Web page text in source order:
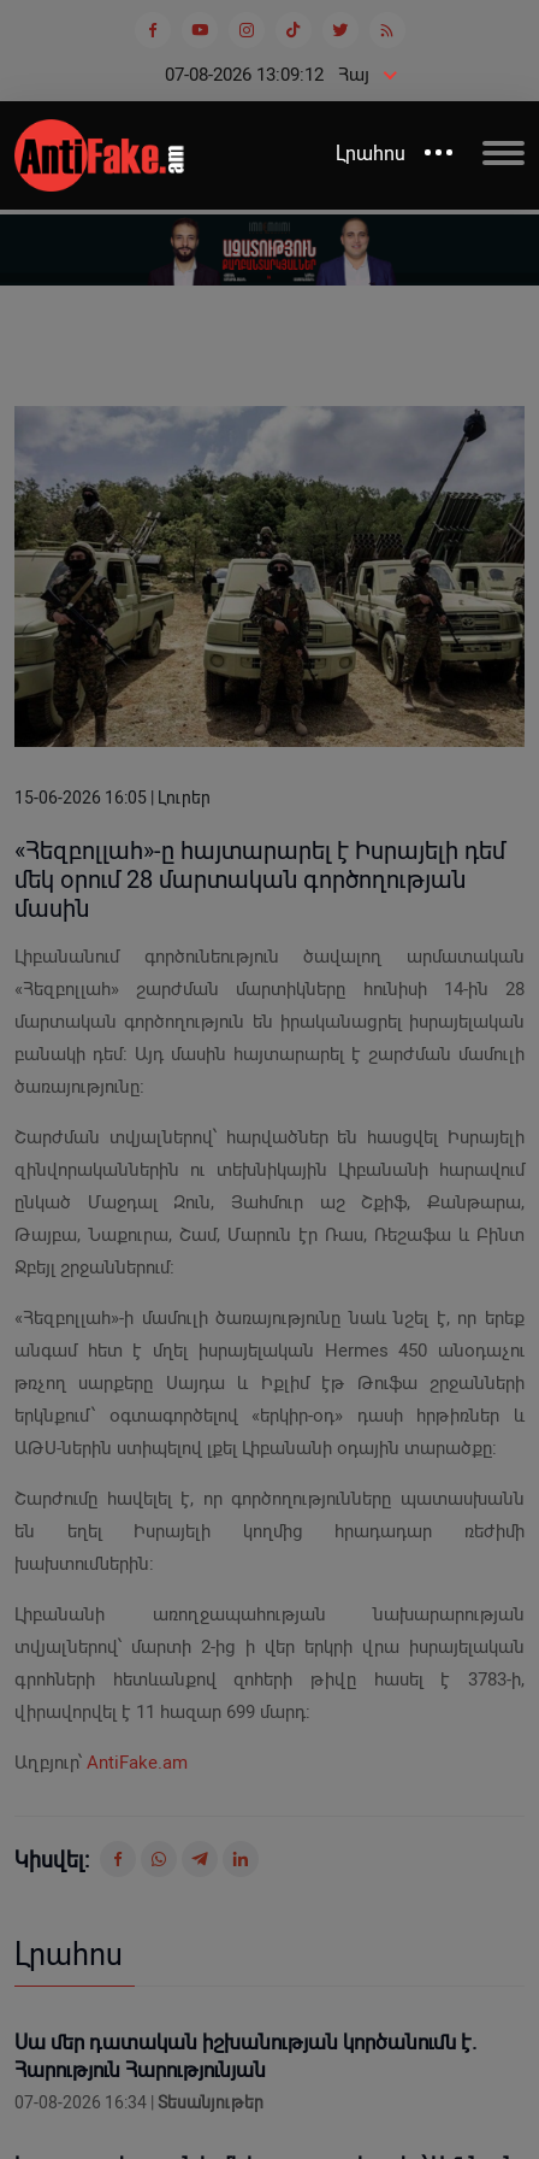
07-08-2026 13:09:12 Հայ
Լրահոս
15-06-2026 16:05 | Լուրեր
«Հեզբոլլահ»-ը հայտարարել է Իսրայելի դեմ
մեկ օրում 28 մարտական ​​գործողության
մասին
Լիբանանում գործունեություն ծավալող արմատական
«Հեզբոլլահ» շարժման մարտիկները հունիսի 14-ին 28
մարտական ​​գործողություն են իրականացրել իսրայելական
բանակի դեմ: Այդ մասին հայտարարել է շարժման մամուլի
ծառայությունը։
Շարժման տվյալներով՝ հարվածներ են հասցվել Իսրայելի
զինվորականներին ու տեխնիկային Լիբանանի հարավում
ընկած Մաջդալ Զուն, Յահմուր աշ Շքիֆ, Քանթարա,
Թայբա, Նաքուրա, Շամ, Մարուն էր Ռաս, Ռեշաֆա և Բինտ
Ջբեյլ շրջաններում։
«Հեզբոլլահ»-ի մամուլի ծառայությունը նաև նշել է, որ երեք
անգամ հետ է մղել իսրայելական Hermes 450 անօդաչու
թռչող սարքերը Սայդա և Իքլիմ էթ Թուֆա շրջանների
երկնքում՝ օգտագործելով «երկիր-օդ» դասի հրթիռներ և
ԱԹՍ-ներին ստիպելով լքել Լիբանանի օդային տարածքը:
Շարժումը հավելել է, որ գործողությունները պատասխանն
են եղել Իսրայելի կողմից հրադադար ռեժիմի
խախտումներին:
Լիբանանի առողջապահության նախարարության
տվյալներով՝ մարտի 2-ից ի վեր երկրի վրա իսրայելական
գրոհների հետևանքով զոհերի թիվը հասել է 3783-ի,
վիրավորվել է 11 հազար 699 մարդ:
Աղբյուր՝ AntiFake.am
Կիսվել:
Լրահոս
Սա մեր դատական իշխանության կործանումն է.
Հարություն Հարությունյան
07-08-2026 16:34 | Տեսանյութեր